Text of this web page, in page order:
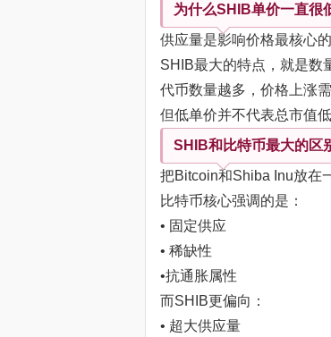
为什么SHIB单价一直很
供应量是影响价格最核心的
SHIB最大的特点，就是数
代币数量越多，价格上涨
但低单价并不代表总市值
SHIB和比特币最大的区
把Bitcoin和Shiba Inu放在
比特币核心强调的是：
• 固定供应
• 稀缺性
•抗通胀属性
而SHIB更偏向：
• 超大供应量